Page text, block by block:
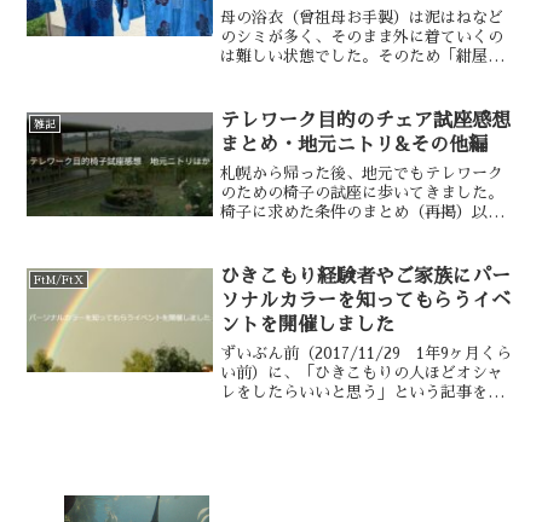
母の浴衣（曾祖母お手製）は泥はねなど
のシミが多く、そのまま外に着ていくの
は難しい状態でした。そのため「紺屋
離通院を続けていたりして気力体力が追
いつかず、ずっと染め物が...
雑記
テレワーク目的のチェア試座感想
まとめ・地元ニトリ&その他編
札幌から帰った後、地元でもテレワーク
のための椅子の試座に歩いてきました。
椅子に求めた条件のまとめ（再掲）以前
す。自宅でのテレワーク用。1日5～6時
間、週5日のフルリモート...
FtM/FtX
ひきこもり経験者やご家族にパー
ソナルカラーを知ってもらうイベ
ントを開催しました
ずいぶん前（2017/11/29 1年9ヶ月くら
い前）に、「ひきこもりの人ほどオシャ
レをしたらいいと思う」という記事を